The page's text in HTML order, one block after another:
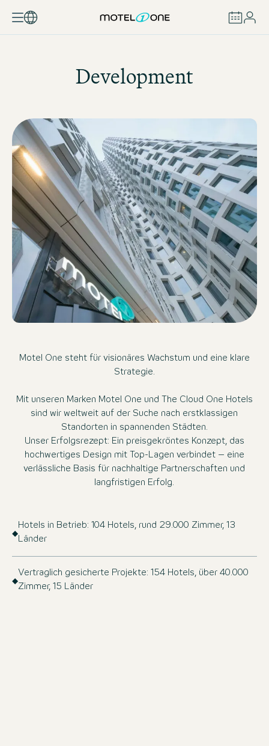
Development
Motel One steht für visionäres Wachstum und eine klare
Strategie.
Mit unseren Marken Motel One und The Cloud One Hotels
sind wir weltweit auf der Suche nach erstklassigen
Standorten in spannenden Städten.
Unser Erfolgsrezept: Ein preisgekröntes Konzept, das
hochwertiges Design mit Top-Lagen verbindet – eine
verlässliche Basis für nachhaltige Partnerschaften und
langfristigen Erfolg.
Hotels in Betrieb: 104 Hotels, rund 29.000 Zimmer, 13
Länder
Vertraglich gesicherte Projekte: 154 Hotels, über 40.000
Zimmer, 15 Länder